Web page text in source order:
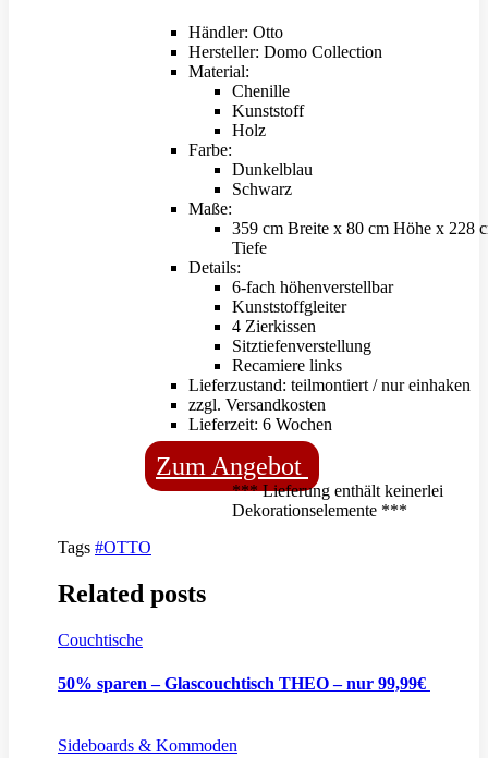
Händler: Otto
Hersteller: Domo Collection
Material:
Chenille
Kunststoff
Holz
Farbe:
Dunkelblau
Schwarz
Maße:
359 cm Breite x 80 cm Höhe x 228
Tiefe
Details:
6-fach höhenverstellbar
Kunststoffgleiter
4 Zierkissen
Sitztiefenverstellung
Recamiere links
Lieferzustand: teilmontiert / nur einhaken
zzgl. Versandkosten
Lieferzeit: 6 Wochen
Zum Angebot
*** Lieferung enthält keinerlei
Dekorationselemente ***
Tags #OTTO
Related posts
Couchtische
50% sparen – Glascouchtisch THEO – nur 99,99€
Sideboards & Kommoden